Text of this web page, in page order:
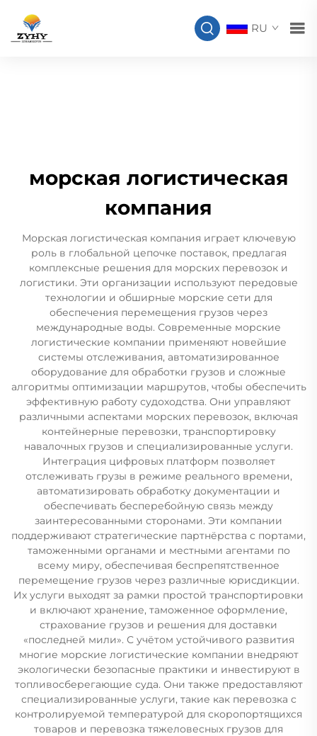
RU
морская логистическая
компания
Морская логистическая компания играет ключевую
роль в глобальной цепочке поставок, предлагая
комплексные решения для морских перевозок и
логистики. Эти организации используют передовые
технологии и обширные морские сети для
обеспечения перемещения грузов через
международные воды. Современные морские
логистические компании применяют новейшие
системы отслеживания, автоматизированное
оборудование для обработки грузов и сложные
алгоритмы оптимизации маршрутов, чтобы обеспечить
эффективную работу судоходства. Они управляют
различными аспектами морских перевозок, включая
контейнерные перевозки, транспортировку
навалочных грузов и специализированные услуги.
Интеграция цифровых платформ позволяет
отслеживать грузы в режиме реального времени,
автоматизировать обработку документации и
обеспечивать бесперебойную связь между
заинтересованными сторонами. Эти компании
поддерживают стратегические партнёрства с портами,
таможенными органами и местными агентами по
всему миру, обеспечивая беспрепятственное
перемещение грузов через различные юрисдикции.
Их услуги выходят за рамки простой транспортировки
и включают хранение, таможенное оформление,
страхование грузов и решения для доставки
«последней мили». С учётом устойчивого развития
многие морские логистические компании внедряют
экологически безопасные практики и инвестируют в
топливосберегающие суда. Они также предоставляют
специализированные услуги, такие как перевозка с
контролируемой температурой для скоропортящихся
товаров и перевозка тяжеловесных грузов для